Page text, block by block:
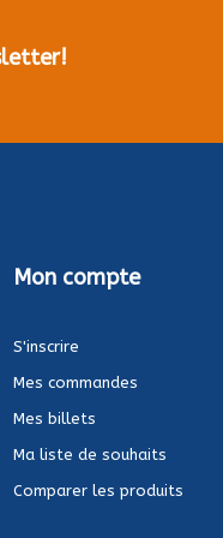
Mon compte
S'inscrire
Mes commandes
Mes billets
Ma liste de souhaits
Comparer les produits